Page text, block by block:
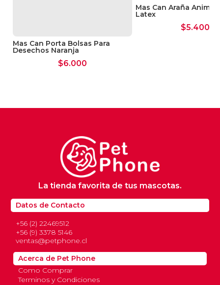
Mas Can Porta Bolsas Para
Desechos Naranja
$6.000
Mas Can Araña Animal
Latex
$5.400
Datos de Contacto
+56 (2) 22469512
+56 (9) 3378 5146
ventas@petphone.cl
La tienda favorita de tus mascotas.
Acerca de Pet Phone
Como Comprar
Terminos y Condiciones